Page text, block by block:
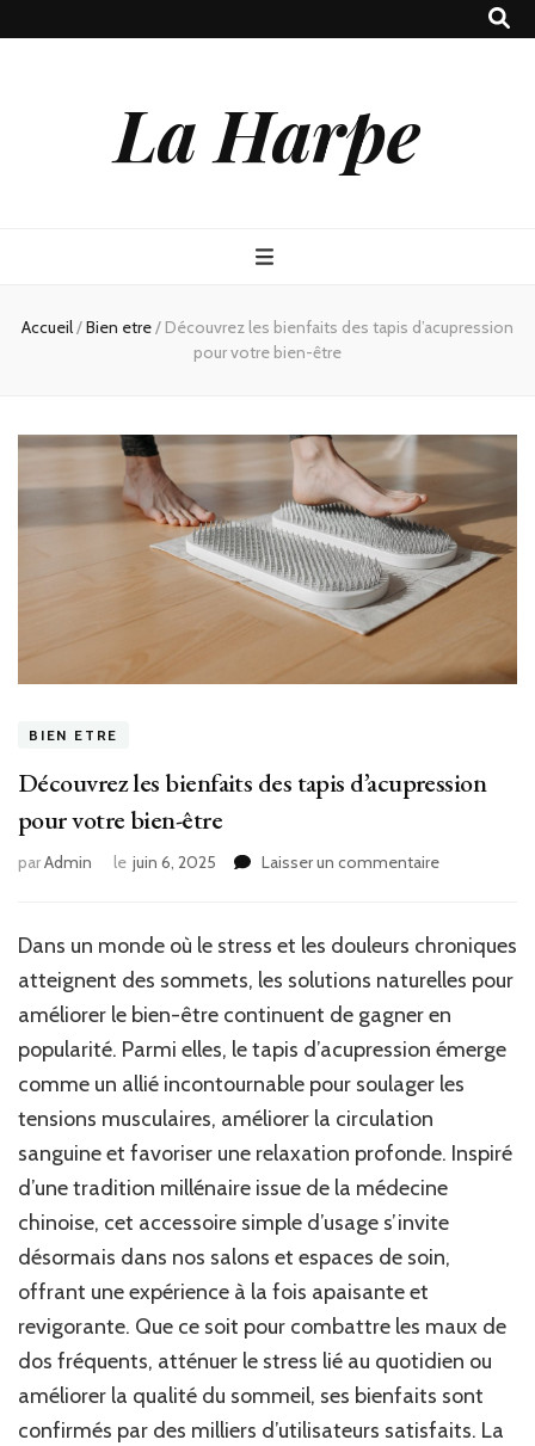
La Harpe
Accueil/Bien etre/ Découvrez les bienfaits des tapis d’acupression
pour votre bien-être
BIEN ETRE
Découvrez les bienfaits des tapis d’acupression
pour votre bien-être
parAdmin le juin 6, 2025 Laisser un commentairesur
bienfaits
tapis
pour
votre
bien-
Dans un monde où le stress et les douleurs chroniques
atteignent des sommets, les solutions naturelles pour
améliorer le bien-être continuent de gagner en
popularité. Parmi elles, le tapis d’acupression émerge
comme un allié incontournable pour soulager les
tensions musculaires, améliorer la circulation
sanguine et favoriser une relaxation profonde. Inspiré
d’une tradition millénaire issue de la médecine
chinoise, cet accessoire simple d’usage s’invite
désormais dans nos salons et espaces de soin,
offrant une expérience à la fois apaisante et
revigorante. Que ce soit pour combattre les maux de
dos fréquents, atténuer le stress lié au quotidien ou
améliorer la qualité du sommeil, ses bienfaits sont
confirmés par des milliers d’utilisateurs satisfaits. La